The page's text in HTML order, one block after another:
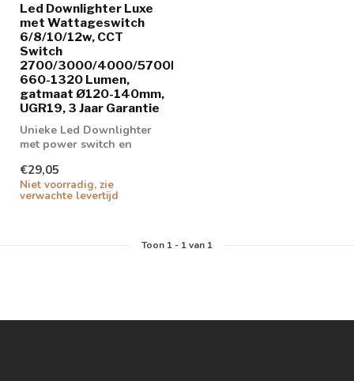
Led Downlighter Luxe
met Wattageswitch
6/8/10/12w, CCT
Switch
2700/3000/4000/5700K,
660-1320 Lumen,
gatmaat Ø120-140mm,
UGR19, 3 Jaar Garantie
Unieke Led Downlighter
met power switch en
€29,05
Niet voorradig, zie
verwachte levertijd
Toon 1- 1van 1